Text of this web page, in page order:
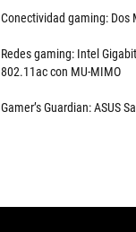
Conectividad gaming: Dos
Redes gaming: Intel
802.11ac con MU-MIMO
Gamer’s Guardian: ASUS